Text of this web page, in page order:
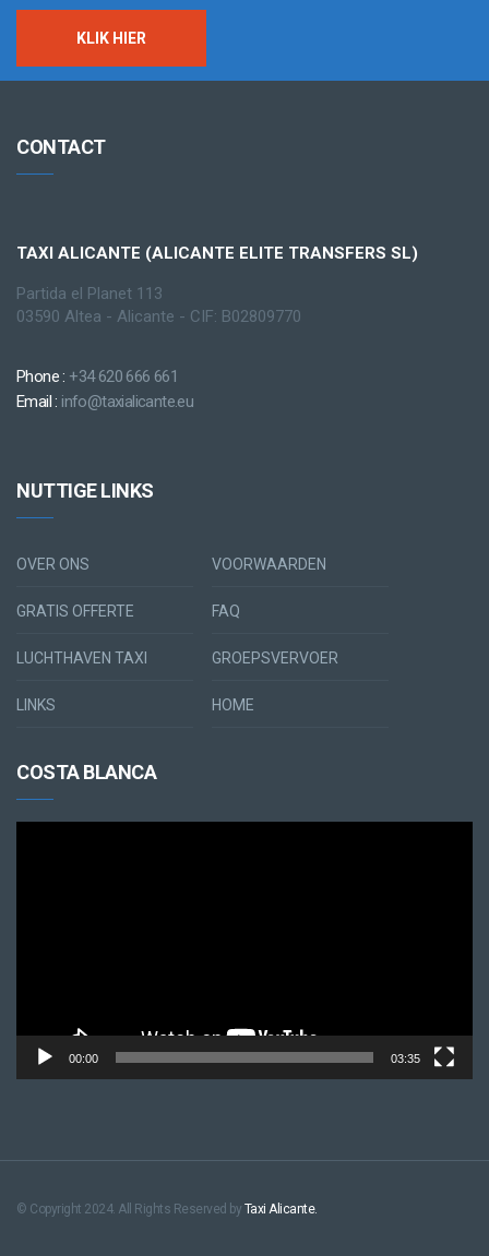
KLIK HIER
CONTACT
TAXI ALICANTE (ALICANTE ELITE TRANSFERS SL)
Partida el Planet 113
03590 Altea - Alicante - CIF: B02809770
Phone : +34 620 666 661
Email : info@taxialicante.eu
NUTTIGE LINKS
OVER ONS VOORWAARDEN
GRATIS OFFERTE FAQ
LUCHTHAVEN TAXI GROEPSVERVOER
LINKS HOME
COSTA BLANCA
00:00 03:35
© Copyright 2024. All Rights Reserved by Taxi Alicante.